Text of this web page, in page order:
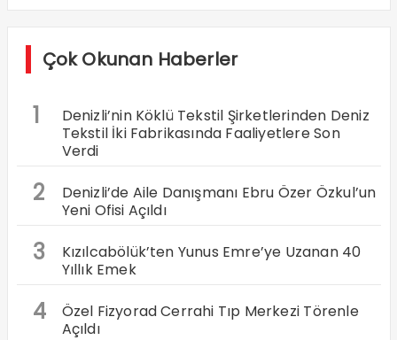
Çok Okunan Haberler
1
Denizli’nin Köklü Tekstil Şirketlerinden Deniz
Tekstil İki Fabrikasında Faaliyetlere Son
Verdi
2
Denizli’de Aile Danışmanı Ebru Özer Özkul’un
Yeni Ofisi Açıldı
3
Kızılcabölük’ten Yunus Emre’ye Uzanan 40
Yıllık Emek
4
Özel Fizyorad Cerrahi Tıp Merkezi Törenle
Açıldı